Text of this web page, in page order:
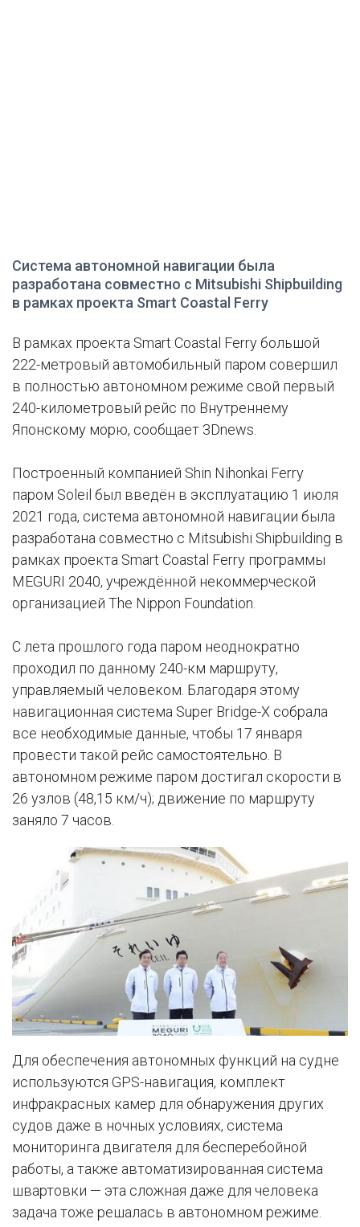
Система автономной навигации была
разработана совместно с Mitsubishi Shipbuilding
в рамках проекта Smart Coastal Ferry
В рамках проекта Smart Coastal Ferry большой
222-метровый автомобильный паром совершил
в полностью автономном режиме свой первый
240-километровый рейс по Внутреннему
Японскому морю, сообщает 3Dnews.
Построенный компанией Shin Nihonkai Ferry
паром Soleil был введён в эксплуатацию 1 июля
2021 года, система автономной навигации была
разработана совместно с Mitsubishi Shipbuilding в
рамках проекта Smart Coastal Ferry программы
MEGURI 2040, учреждённой некоммерческой
организацией The Nippon Foundation.
С лета прошлого года паром неоднократно
проходил по данному 240-км маршруту,
управляемый человеком. Благодаря этому
навигационная система Super Bridge-X собрала
все необходимые данные, чтобы 17 января
провести такой рейс самостоятельно. В
автономном режиме паром достигал скорости в
26 узлов (48,15 км/ч); движение по маршруту
заняло 7 часов.
Для обеспечения автономных функций на судне
используются GPS-навигация, комплект
инфракрасных камер для обнаружения других
судов даже в ночных условиях, система
мониторинга двигателя для бесперебойной
работы, а также автоматизированная система
швартовки — эта сложная даже для человека
задача тоже решалась в автономном режиме.